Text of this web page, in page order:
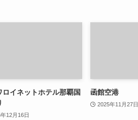
ロイネットホテル那覇国
12月16日
函館空港
2025年11月27日